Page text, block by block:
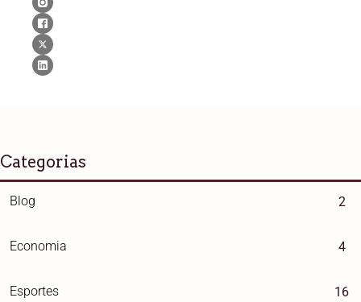
Categorias
Blog 2
Economia 4
Esportes 16